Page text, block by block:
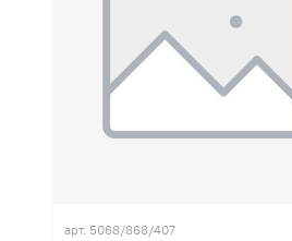
арт. 5068/868/407